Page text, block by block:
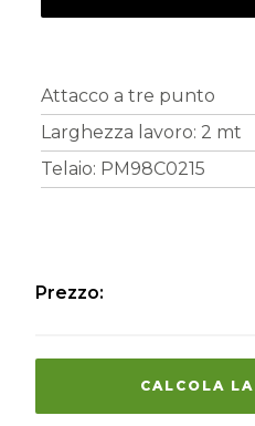
Prezzo:
CALCOLA
Attacco a tre punto
Larghezza lavoro: 2 mt
Telaio: PM98C0215